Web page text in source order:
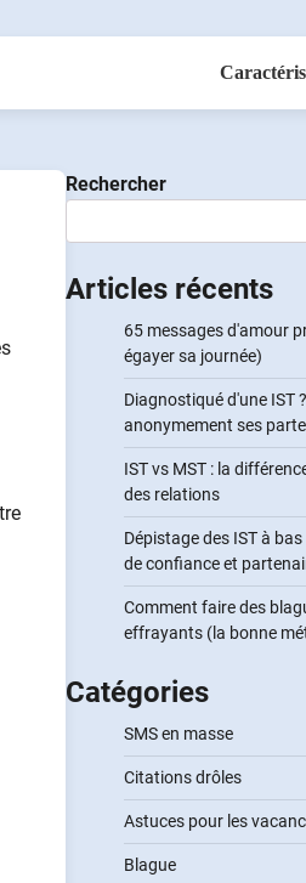
Rechercher
Articles récents
65 messages d'amour
égayer sa journée)
Diagnostiqué d'une IST
anonymement ses
IST vs MST : la
des relations
Dépistage des IST à
de confiance et
Comment faire des
effrayants (la bonne
Catégories
SMS en masse
Citations drôles
Astuces pour les
Blague